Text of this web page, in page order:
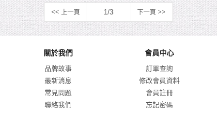
有效嚇阻闖入的小偷。
遠端：無論您在哪裡，可以透過網路
聯動SD002免電池無線門鈴(須加購)，
不管您是在家裡還是公司，都可以接
收到防盜警報。
手機：透過網路可以推播到您的手
機，無論您在國內還是國外，手機也
在第一時間收到防盜警報。
無線協議：2.4G Wi-Fi
本機警報、佈防、撤防、開門警報、
手機推播警報、延時警報、警報時
間、警報音量、定時設定防區、門位
狀態顯示、歷史記錄
本體尺寸：90mm×37mm×24mm
磁鐵尺寸：57mm×17mm×15mm
■ 手機推播通知，能在第一時間收到
警報
■ 訊號靈敏，穿透力強
■ 掛繩設計方便攜帶，一鍵立即呼叫
■ 適用老人看護緊急求救、家庭防
源、電源線
<< 上一頁 1/3 下一頁 >>
關於我們
品牌故事
最新消息
常見問題
聯絡我們
會員中心
訂單查詢
修改會員資料
會員註冊
忘記密碼